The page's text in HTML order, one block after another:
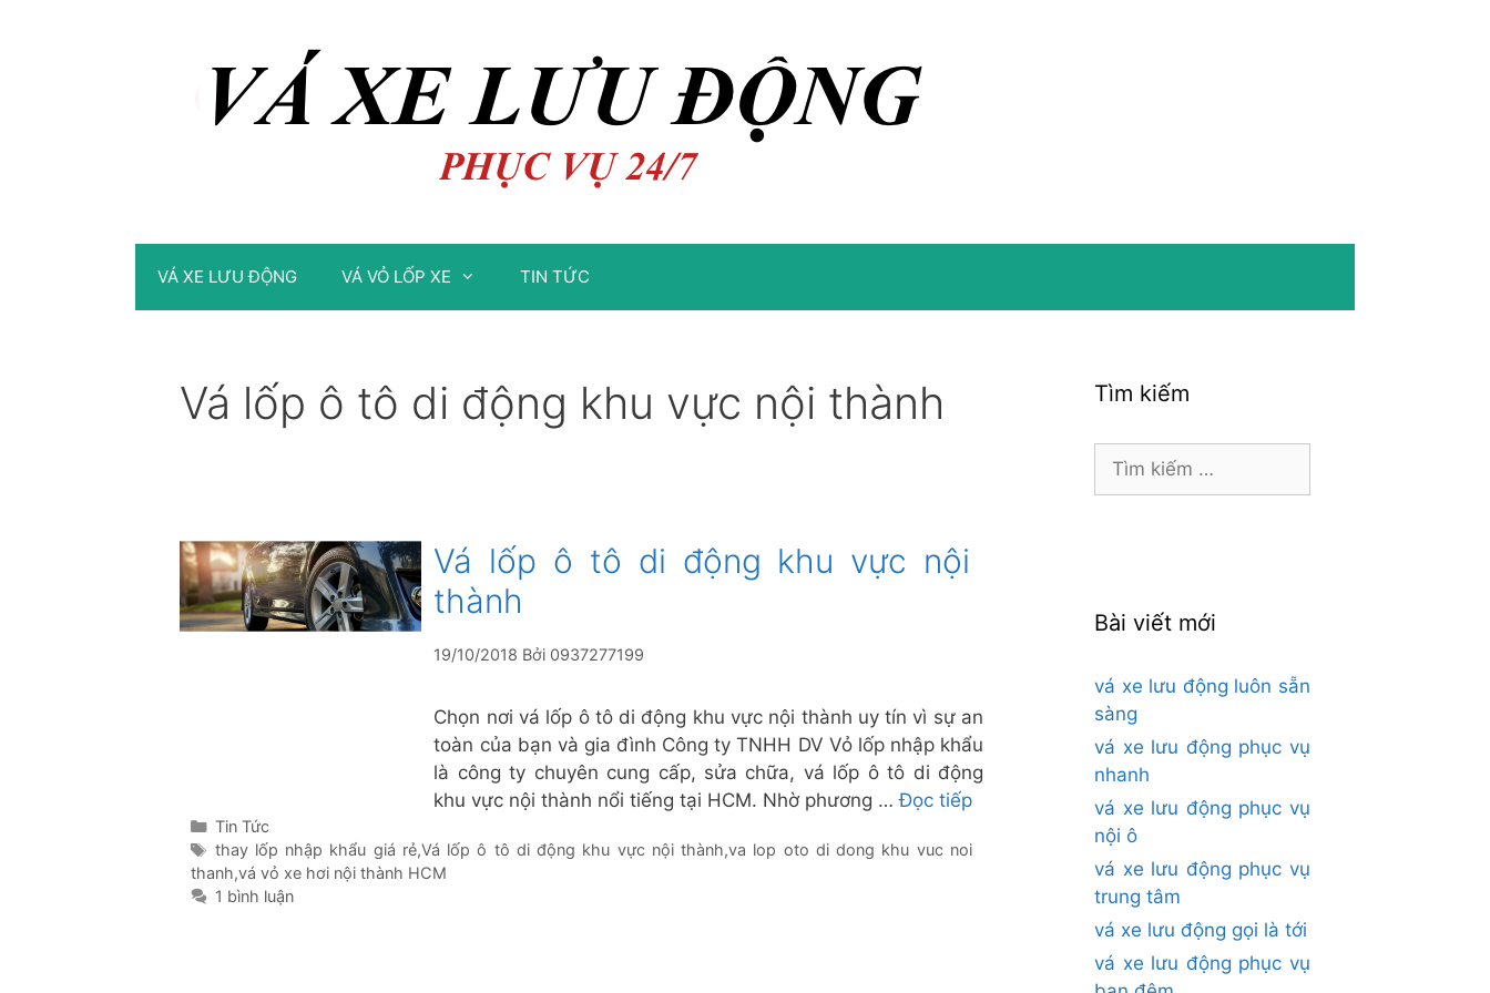
VÁ XE LƯU ĐỘNG VÁ VỎ LỐP XE TIN TỨC
Vá lốp ô tô di động khu vực nội thành
Vá lốp ô tô di động khu vực nội
thành
19/10/2018 Bởi 0937277199
Chọn nơi vá lốp ô tô di động khu vực nội thành uy tín vì sự an
toàn của bạn và gia đình Công ty TNHH DV Vỏ lốp nhập khẩu
là công ty chuyên cung cấp, sửa chữa, vá lốp ô tô di động
khu vực nội thành nổi tiếng tại HCM. Nhờ phương …Đọc tiếp
Danh
mục
Tin Tức
Thẻ
thay lốp nhập khẩu giá rẻ,Vá lốp ô tô di động khu vực nội thành,va lop oto di dong khu vuc noi
thanh,vá vỏ xe hơi nội thành HCM
1 bình luận
Tìm kiếm
Tìm
Bài viết mới
vá xe lưu động luôn sẵn
sàng
vá xe lưu động phục vụ
nhanh
vá xe lưu động phục vụ
nội ô
vá xe lưu động phục vụ
trung tâm
vá xe lưu động gọi là tới
vá xe lưu động phục vụ